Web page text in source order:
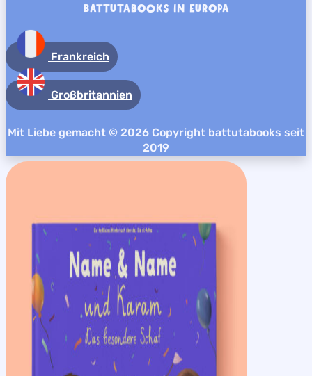
BATTUTABOOKS IN EUROPA
Frankreich
Großbritannien
Mit Liebe gemacht © 2026 Copyright battutabooks seit
2019